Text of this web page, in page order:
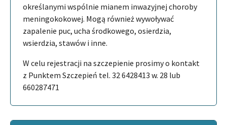
określanymi wspólnie mianem inwazyjnej choroby
meningokokowej. Mogą również wywoływać
zapalenie puc, ucha środkowego, osierdzia,
wsierdzia, stawów i inne.
W celu rejestracji na szczepienie prosimy o kontakt
z Punktem Szczepień tel. 32 6428413 w. 28 lub
660287471